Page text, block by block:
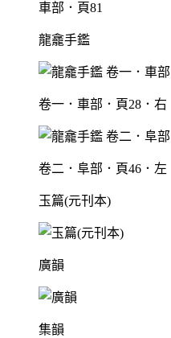
車部．頁81
龍龕手鑑
卷一．車部．頁28．右
卷二．阜部．頁46．左
玉篇(元刊本)
廣韻
集韻